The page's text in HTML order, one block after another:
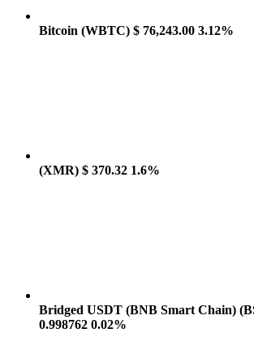
Bitcoin (WBTC) $ 76,243.00 3.12%
(XMR) $ 370.32 1.6%
Bridged USDT (BNB Smart Chain)
0.998762 0.02%